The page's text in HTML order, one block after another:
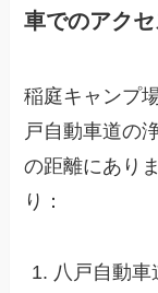
車でのアクセ
稲庭キャンプ
戸自動車道の
の距離にあり
り：
八戸自動車